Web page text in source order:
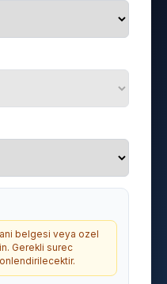
belgesi veya ozel
Gerekli surec